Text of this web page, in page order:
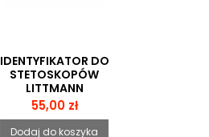
IDENTYFIKATOR DO
STETOSKOPÓW
LITTMANN
Cena
55,00 zł
Dodaj do koszyka